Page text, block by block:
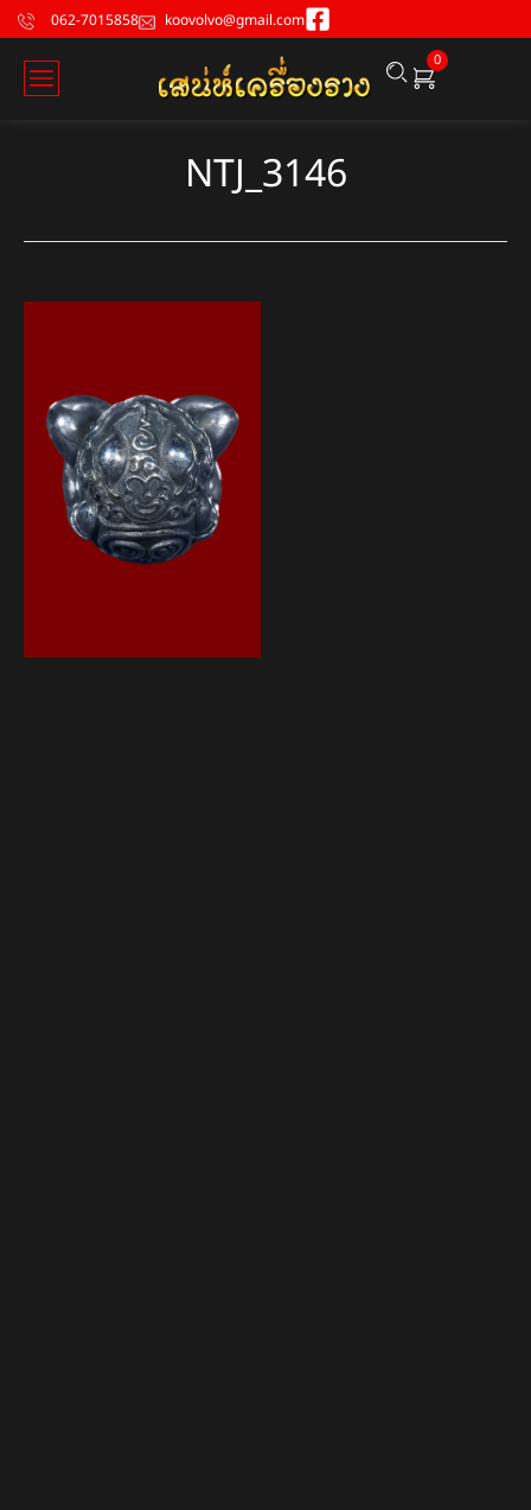
062-7015858 koovolvo@gmail.com
0
NTJ_3146